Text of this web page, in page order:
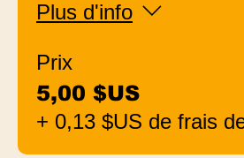
Plus d'info
Prix
5,00 $US
+ 0,13 $US de frais